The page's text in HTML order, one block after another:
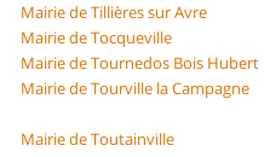
Mairie de Tillières sur Avre
Mairie de Tocqueville
Mairie de Tournedos Bois Hubert
Mairie de Tourville la Campagne
Mairie de Toutainville